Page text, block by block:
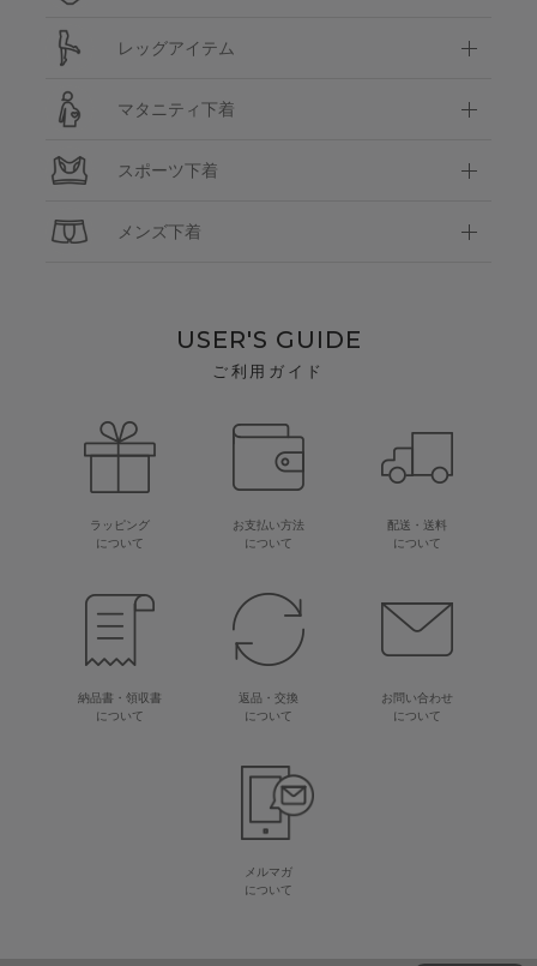
レッグアイテム
マタニティ下着
スポーツ下着
メンズ下着
USER'S GUIDE
ご利用ガイド
ラッピング
について
お支払い方法
について
配送・送料
について
納品書・領収書
について
返品・交換
について
お問い合わせ
について
メルマガ
について